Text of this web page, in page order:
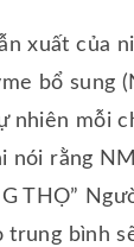
xuất của
bổ sung
nhiên mỗi
nói rằng
THỌ”
trung bình